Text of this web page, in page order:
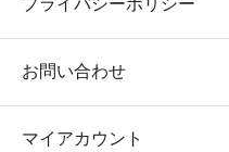
プライバシーポリシー
お問い合わせ
マイアカウント